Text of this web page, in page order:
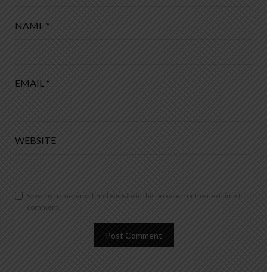
NAME *
EMAIL *
WEBSITE
Save my name, email, and website in this browser for the next time I
comment.